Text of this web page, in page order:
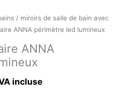
/ miroirs de salle de bain avec
ANNA périmètre led lumineux
ANNA
incluse